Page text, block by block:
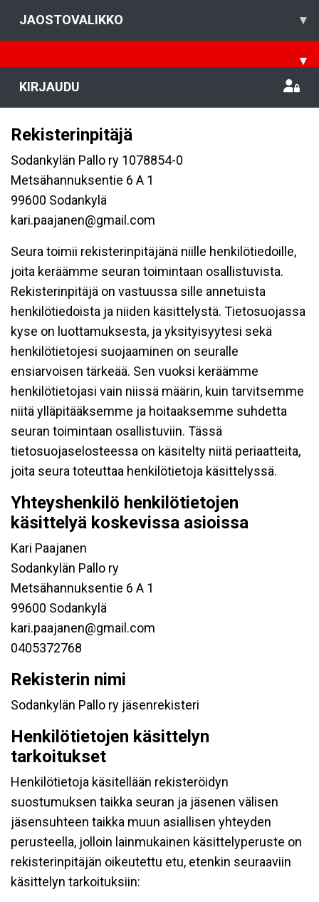
JAOSTOVALIKKO ▾
▾
KIRJAUDU
Rekisterinpitäjä
Sodankylän Pallo ry 1078854-0
Metsähannuksentie 6 A 1
99600 Sodankylä
kari.paajanen@gmail.com
Seura toimii rekisterinpitäjänä niille henkilötiedoille,
joita keräämme seuran toimintaan osallistuvista.
Rekisterinpitäjä on vastuussa sille annetuista
henkilötiedoista ja niiden käsittelystä. Tietosuojassa
kyse on luottamuksesta, ja yksityisyytesi sekä
henkilötietojesi suojaaminen on seuralle
ensiarvoisen tärkeää. Sen vuoksi keräämme
henkilötietojasi vain niissä määrin, kuin tarvitsemme
niitä ylläpitääksemme ja hoitaaksemme suhdetta
seuran toimintaan osallistuviin. Tässä
tietosuojaselosteessa on käsitelty niitä periaatteita,
joita seura toteuttaa henkilötietoja käsittelyssä.
Yhteyshenkilö henkilötietojen
käsittelyä koskevissa asioissa
Kari Paajanen
Sodankylän Pallo ry
Metsähannuksentie 6 A 1
99600 Sodankylä
kari.paajanen@gmail.com
0405372768
Rekisterin nimi
Sodankylän Pallo ry jäsenrekisteri
Henkilötietojen käsittelyn
tarkoitukset
Henkilötietoja käsitellään rekisteröidyn
suostumuksen taikka seuran ja jäsenen välisen
jäsensuhteen taikka muun asiallisen yhteyden
perusteella, jolloin lainmukainen käsittelyperuste on
rekisterinpitäjän oikeutettu etu, etenkin seuraaviin
käsittelyn tarkoituksiin: